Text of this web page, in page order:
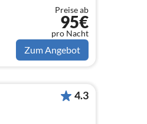
Preise ab
95€
pro Nacht
Zum Angebot
4.3